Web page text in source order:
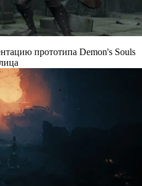
прототипа Demon's Souls